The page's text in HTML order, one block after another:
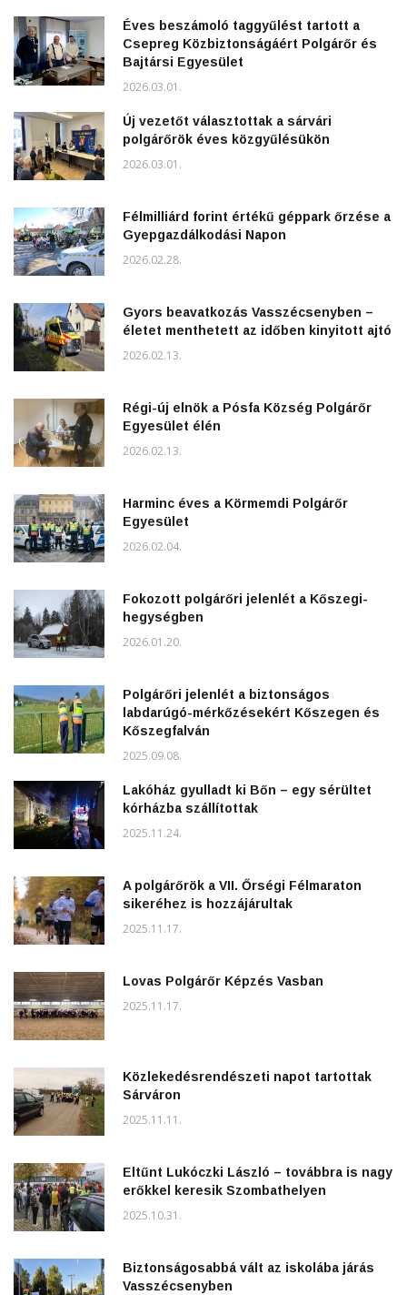
Éves beszámoló taggyűlést tartott a
Csepreg Közbiztonságáért Polgárőr és
Bajtársi Egyesület
2026.03.01.
Új vezetőt választottak a sárvári
polgárőrök éves közgyűlésükön
2026.03.01.
Félmilliárd forint értékű géppark őrzése a
Gyepgazdálkodási Napon
2026.02.28.
Gyors beavatkozás Vasszécsenyben –
életet menthetett az időben kinyitott ajtó
2026.02.13.
Régi-új elnök a Pósfa Község Polgárőr
Egyesület élén
2026.02.13.
Harminc éves a Körmemdi Polgárőr
Egyesület
2026.02.04.
Fokozott polgárőri jelenlét a Kőszegi-
hegységben
2026.01.20.
Polgárőri jelenlét a biztonságos
labdarúgó-mérkőzésekért Kőszegen és
Kőszegfalván
2025.09.08.
Lakóház gyulladt ki Bőn – egy sérültet
kórházba szállítottak
2025.11.24.
A polgárőrök a VII. Őrségi Félmaraton
sikeréhez is hozzájárultak
2025.11.17.
Lovas Polgárőr Képzés Vasban
2025.11.17.
Közlekedésrendészeti napot tartottak
Sárváron
2025.11.11.
Eltűnt Lukóczki László – továbbra is nagy
erőkkel keresik Szombathelyen
2025.10.31.
Biztonságosabbá vált az iskolába járás
Vasszécsenyben